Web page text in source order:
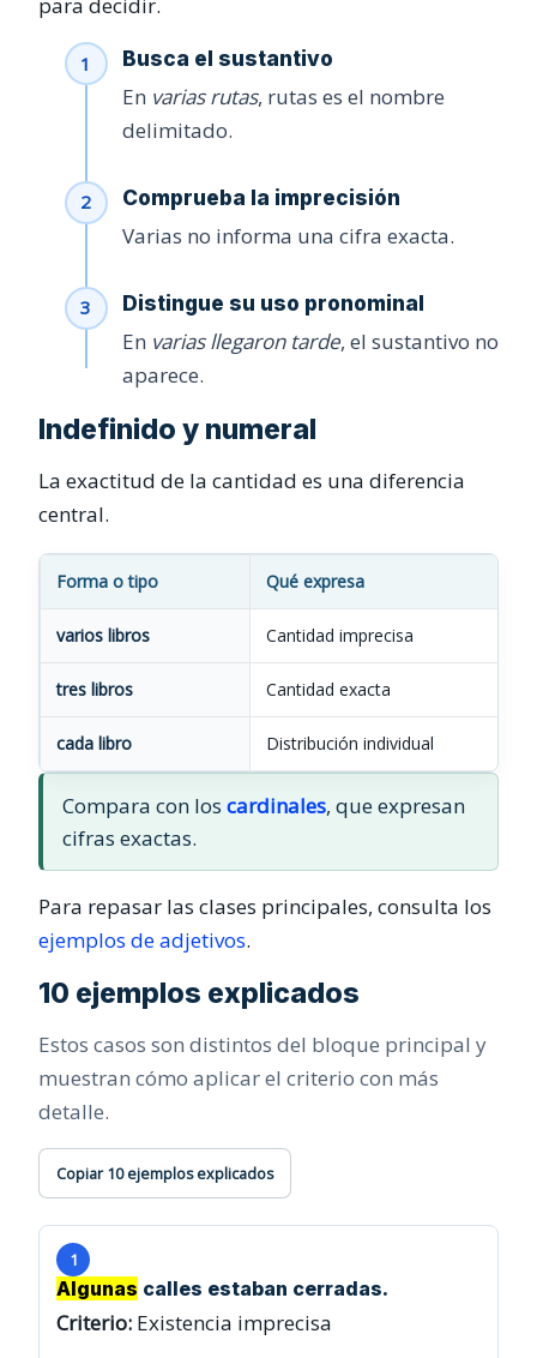
Busca el sustantivo
En varias rutas, rutas es el nombre
delimitado.
Comprueba la imprecisión
Varias no informa una cifra exacta.
Distingue su uso pronominal
En varias llegaron tarde, el sustantivo no
aparece.
Indefinido y numeral
La exactitud de la cantidad es una diferencia
central.
Forma o tipo Qué expresa
varios libros Cantidad imprecisa
tres libros Cantidad exacta
cada libro Distribución individual
Compara con los cardinales, que expresan
cifras exactas.
Para repasar las clases principales, consulta los
ejemplos de adjetivos.
10 ejemplos explicados
Estos casos son distintos del bloque principal y
muestran cómo aplicar el criterio con más
detalle.
Copiar 10 ejemplos explicados
1
Algunas calles estaban cerradas.
Criterio: Existencia imprecisa